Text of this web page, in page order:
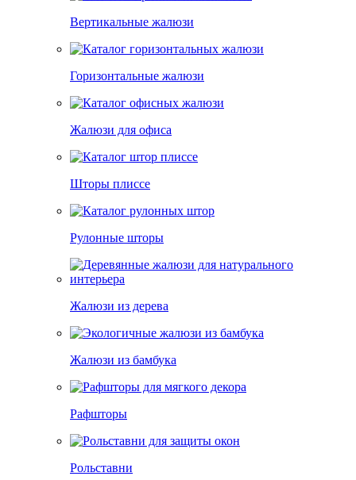
Вертикальные жалюзи
Горизонтальные жалюзи
Жалюзи для офиса
Шторы плиссе
Рулонные шторы
Жалюзи из дерева
Жалюзи из бамбука
Рафшторы
Рольставни